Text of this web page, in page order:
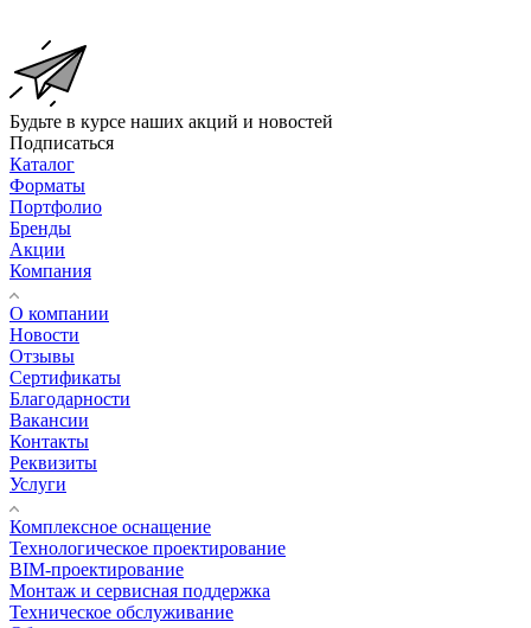
Будьте в курсе наших акций и новостей
Подписаться
Каталог
Форматы
Портфолио
Бренды
Акции
Компания
О компании
Новости
Отзывы
Сертификаты
Благодарности
Вакансии
Контакты
Реквизиты
Услуги
Комплексное оснащение
Технологическое проектирование
BIM-проектирование
Монтаж и сервисная поддержка
Техническое обслуживание